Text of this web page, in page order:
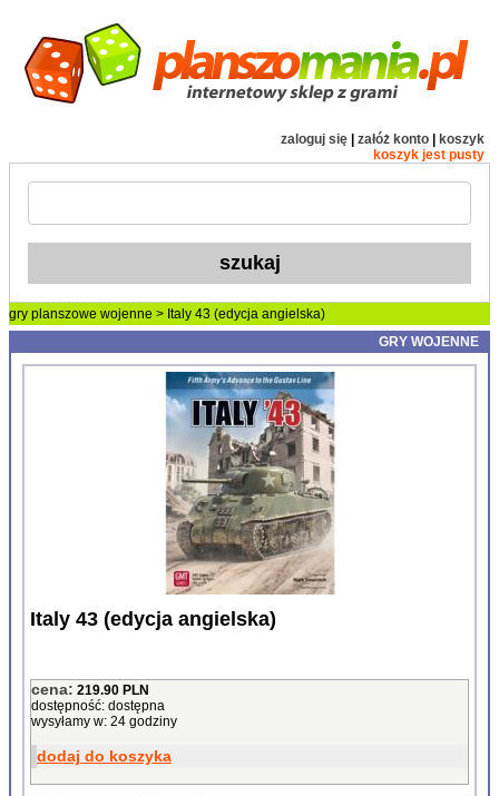
zaloguj się załóż konto
koszyk
koszyk jest pusty
gry planszowe wojenne > Italy 43 (edycja angielska)
GRY WOJENNE
Italy 43 (edycja angielska)
cena: 219.90 PLN
dostępność: dostępna
wysyłamy w: 24 godziny
dodaj do koszyka